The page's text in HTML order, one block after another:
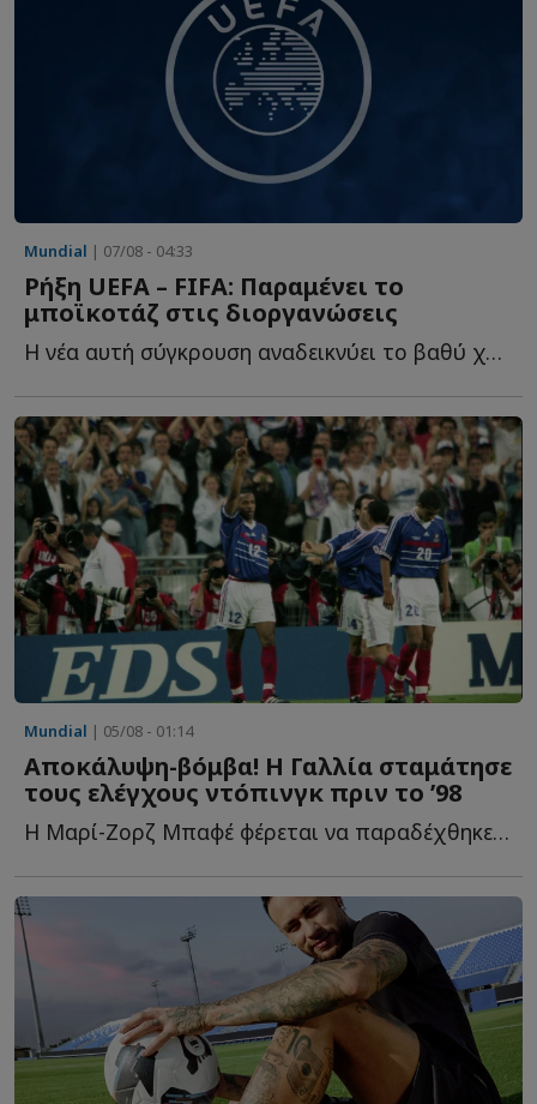
Mundial | 07/08 - 04:33
Ρήξη UEFA – FIFA: Παραμένει το
μποϊκοτάζ στις διοργανώσεις
Η νέα αυτή σύγκρουση αναδεικνύει το βαθύ χάσμα που ε...
Mundial | 05/08 - 01:14
Αποκάλυψη-βόμβα! Η Γαλλία σταμάτησε
τους ελέγχους ντόπινγκ πριν το ’98
Η Μαρί-Ζορζ Μπαφέ φέρεται να παραδέχθηκε ότι οι έλεγχοι σ...